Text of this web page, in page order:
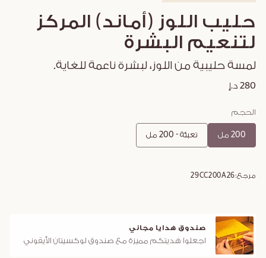
حليب اللوز (أماند) المركز
لتنعيم البشرة
لمسة حليبية من اللوز، لبشرة ناعمة للغاية.
280 د.إ
الحجم
200 مل تعبئة - 200 مل
مرجع:29CC200A26
صندوق هدايا مجاني
اجعلوا هديتكم مميزة مع صندوق لوكسيتان الأيقوني